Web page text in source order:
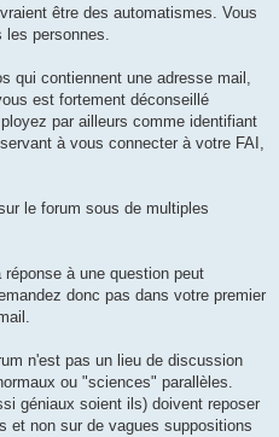
être des automatismes. Vous
les personnes.
qui contiennent une adresse mail,
est fortement déconseillé
par ailleurs comme identifiant
à vous connecter à votre FAI,
le forum sous de multiples
à une question peut
donc pas dans votre premier
n'est pas un lieu de discussion
ou "sciences" parallèles.
géniaux soient ils) doivent reposer
et non sur de vagues suppositions